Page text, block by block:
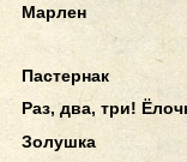
Марлен
Пастернак
Раз, два, три!
Золушка